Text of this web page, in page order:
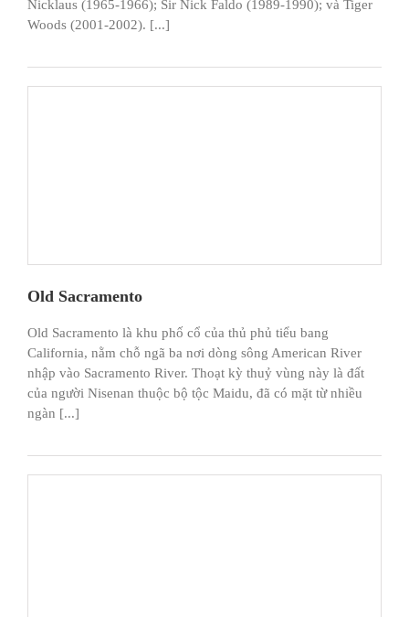
Nicklaus (1965-1966); Sir Nick Faldo (1989-1990); và Tiger
Woods (2001-2002). [...]
Old Sacramento
Old Sacramento là khu phố cổ của thủ phủ tiểu bang
California, nằm chỗ ngã ba nơi dòng sông American River
nhập vào Sacramento River. Thoạt kỳ thuỷ vùng này là đất
của người Nisenan thuộc bộ tộc Maidu, đã có mặt từ nhiều
ngàn [...]